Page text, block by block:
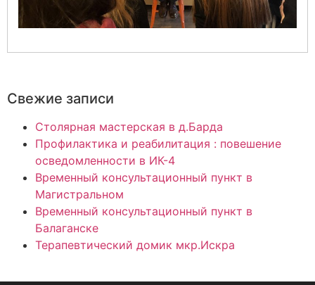
Свежие записи
Столярная мастерская в д.Барда
Профилактика и реабилитация : повешение
осведомленности в ИК-4
Временный консультационный пункт в
Магистральном
Временный консультационный пункт в
Балаганске
Терапевтический домик мкр.Искра